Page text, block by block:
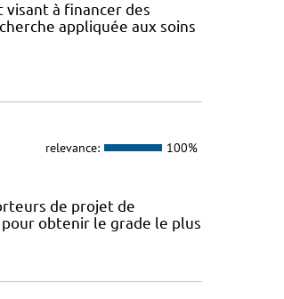
visant à financer des
appliquée aux soins
relevance: 100%
de projet de
obtenir le grade le plus